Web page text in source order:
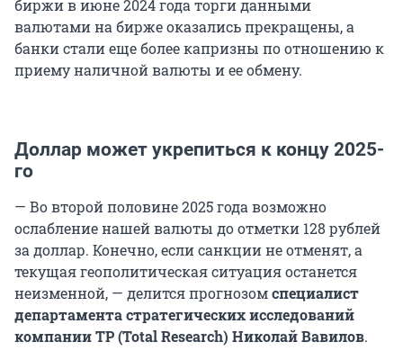
биржи в июне 2024 года торги данными
валютами на бирже оказались прекращены, а
банки стали еще более капризны по отношению к
приему наличной валюты и ее обмену.
Доллар может укрепиться к концу 2025-
го
— Во второй половине 2025 года возможно
ослабление нашей валюты до отметки 128 рублей
за доллар. Конечно, если санкции не отменят, а
текущая геополитическая ситуация останется
неизменной, — делится прогнозомспециалист
департамента стратегических исследований
компании ТР (Total Research) Николай Вавилов.